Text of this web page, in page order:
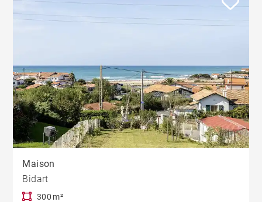
Maison
Bidart
300 m²